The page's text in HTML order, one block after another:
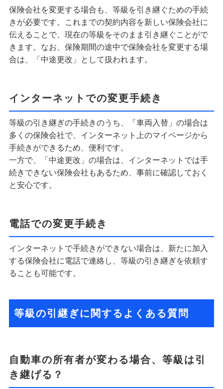
保険会社を変更する場合も、等級を引き継ぐための手続
きが必要です。これまでの契約内容を新しい保険会社に
伝えることで、現在の等級をそのまま引き継ぐことがで
きます。なお、保険期間の途中で保険会社を変更する場
合は、「中途更改」として扱われます。
インターネットでの変更手続き
等級の引き継ぎの手続きのうち、「車両入替」の場合は
多くの保険会社で、インターネット上のマイページから
手続きができるため、便利です。
一方で、「中途更改」の場合は、インターネットでは手
続きできない保険会社もあるため、事前に確認しておく
と安心です。
電話での変更手続き
インターネットで手続きができない場合は、新たに加入
する保険会社に電話で連絡し、等級の引き継ぎを依頼す
ることも可能です。
等級の引継ぎに関するよくある質問
自動車の所有者が変わる場合、等級は引
き継げる？